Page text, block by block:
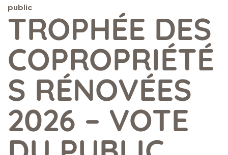
public
TROPHÉE DES
COPROPRIÉTÉ
S RÉNOVÉES
2026 – VOTE